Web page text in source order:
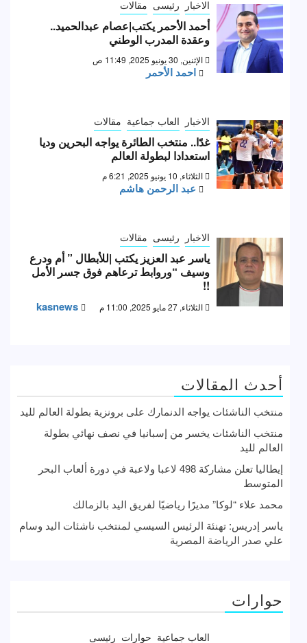
الاخبار رئيسى مقالات
أحمد الأحمر يكتب|عصام عبدالحميد..
وعقدة المدرب الوطني
الإثنين, 30 يونيو 2025, 11:49 ص
احمد الأحمر
الاخبار العاب جماعية مقالات
غدًا.. منتخب الطائرة يواجه البحرين وديا
استعدادا لبطولة العالم
الثلاثاء, 10 يونيو 2025, 6:21 م
عبد الرحمن هاشم
الاخبار رئيسى مقالات
ياسر عبد العزيز يكتب |للأبطال ” أم ودرع
وسيف “وروابط ترعاهم فوق جسر الأمل
!!
الثلاثاء, 27 مايو 2025, 11:00 م kasnews
أحدث المقالات
منتخب الناشئات يواجه الدنمارك على برونزية بطولة العالم لليد
منتخب الناشئات يخسر من إسبانيا في نصف نهائي بطولة
العالم لليد
إيطاليا تعلن مشاركة 498 لاعبا ولاعبة في دورة ألعاب البحر
المتوسط
محمد علاء “لوكا” مديرًا رياضيًا لفريق اليد بالزمالك
ياسر إدريس: تهنئة الرئيس السيسي لمنتخب ناشئات اليد وسام
علي صدر الرياضة المصرية
حوارات
العاب جماعية حوارات رئيسى